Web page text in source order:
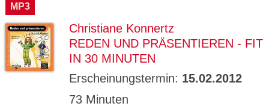
MP3
Christiane Konnertz
REDEN UND PRÄSENTIEREN - FIT
IN 30 MINUTEN
Erscheinungstermin: 15.02.2012
73 Minuten